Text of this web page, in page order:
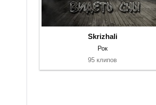
Skrizhali
Рок
95 клипов